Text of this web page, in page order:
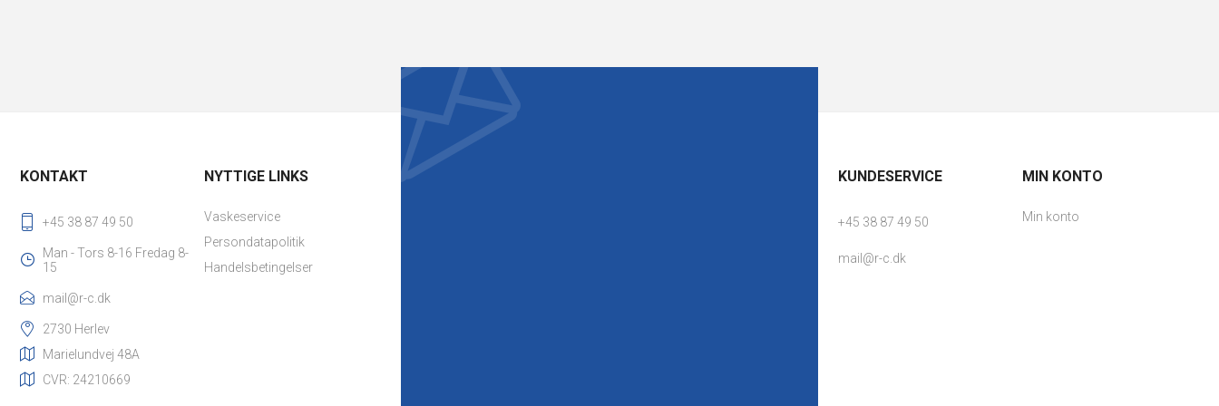
KONTAKT
+45 38 87 49 50
Man - Tors 8-16 Fredag 8-
15
mail@r-c.dk
2730 Herlev
Marielundvej 48A
CVR: 24210669
NYTTIGE LINKS
Vaskeservice
Persondatapolitik
Handelsbetingelser
KUNDESERVICE
+45 38 87 49 50
mail@r-c.dk
MIN KONTO
Min konto